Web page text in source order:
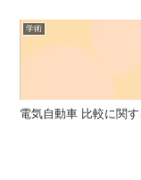
学術
電気自動車 比較に関